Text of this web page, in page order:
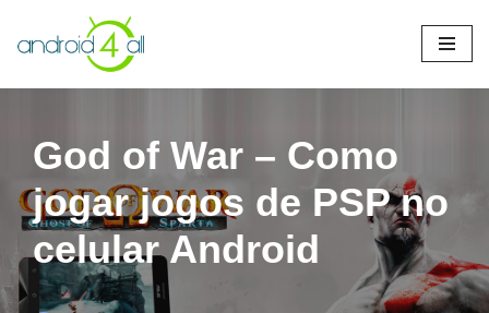
Pular
para
God of War – Como
jogar jogos de PSP no
celular Android